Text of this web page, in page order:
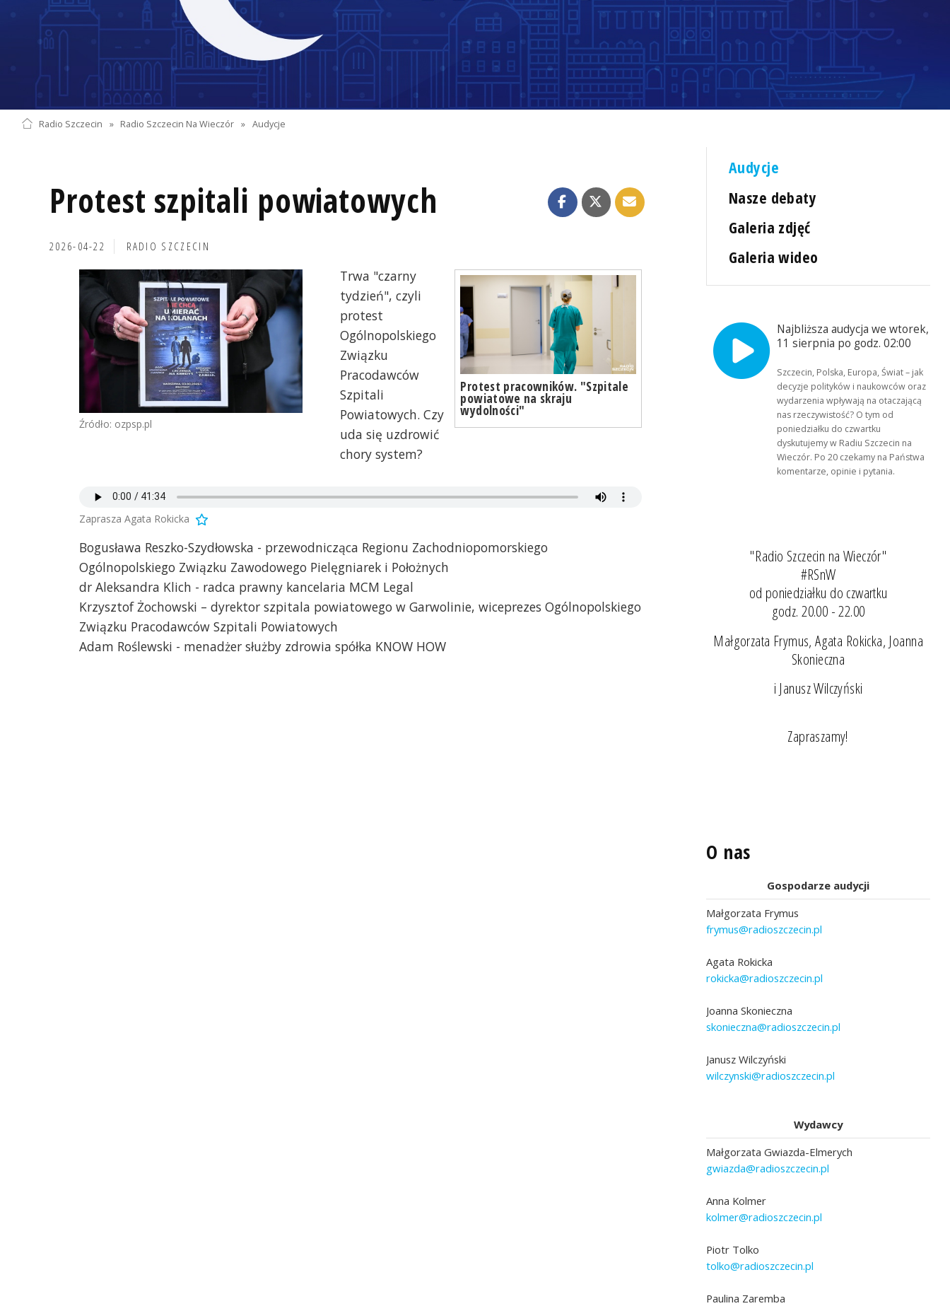
Radio Szczecin » Radio Szczecin Na Wieczór » Audycje
Protest szpitali powiatowych
2026-04-22 RADIO SZCZECIN
Źródło: ozpsp.pl
Protest pracowników. "Szpitale
powiatowe na skraju
wydolności"
Trwa "czarny
tydzień", czyli
protest
Ogólnopolskiego
Związku
Pracodawców
Szpitali
Powiatowych. Czy
uda się uzdrowić
chory system?
Zaprasza Agata Rokicka
Bogusława Reszko-Szydłowska - przewodnicząca Regionu Zachodniopomorskiego
Ogólnopolskiego Związku Zawodowego Pielęgniarek i Położnych
dr Aleksandra Klich - radca prawny kancelaria MCM Legal
Krzysztof Żochowski – dyrektor szpitala powiatowego w Garwolinie, wiceprezes Ogólnopolskiego
Związku Pracodawców Szpitali Powiatowych
Adam Roślewski - menadżer służby zdrowia spółka KNOW HOW
Audycje
Nasze debaty
Galeria zdjęć
Galeria wideo
Najbliższa audycja we wtorek,
11 sierpnia po godz. 02:00
Szczecin, Polska, Europa, Świat – jak
decyzje polityków i naukowców oraz
wydarzenia wpływają na otaczającą
nas rzeczywistość? O tym od
poniedziałku do czwartku
dyskutujemy w Radiu Szczecin na
Wieczór. Po 20 czekamy na Państwa
komentarze, opinie i pytania.
"Radio Szczecin na Wieczór"
#RSnW
od poniedziałku do czwartku
godz. 20.00 - 22.00
Małgorzata Frymus, Agata Rokicka, Joanna
Skonieczna
i Janusz Wilczyński
Zapraszamy!
O nas
Gospodarze audycji
Małgorzata Frymus
frymus@radioszczecin.pl
Agata Rokicka
rokicka@radioszczecin.pl
Joanna Skonieczna
skonieczna@radioszczecin.pl
Janusz Wilczyński
wilczynski@radioszczecin.pl
Wydawcy
Małgorzata Gwiazda-Elmerych
gwiazda@radioszczecin.pl
Anna Kolmer
kolmer@radioszczecin.pl
Piotr Tolko
tolko@radioszczecin.pl
Paulina Zaremba